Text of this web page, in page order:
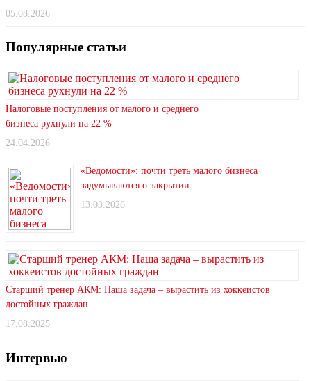
05.08.2026
Популярные статьи
Налоговые поступления от малого и среднего
бизнеса рухнули на 22 %
24.04.2026
«Ведомости»: почти треть малого бизнеса
задумываются о закрытии
13.03.2026
Старший тренер АКМ: Наша задача – вырастить из хоккеистов
достойных граждан
17.08.2025
Интервью